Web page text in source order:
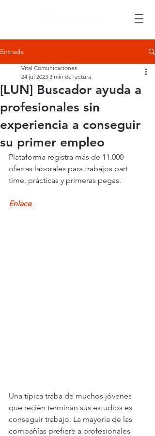
Entrada
[LUN] Buscador ayuda a
profesionales sin
experiencia a conseguir
su primer empleo
Vital Comunicaciones
24 jul 2023 3 min de lectura
Plataforma registra más de 11.000
ofertas laborales para trabajos part
time, prácticas y primeras pegas.
Enlace
Una típica traba de muchos jóvenes
que recién terminan sus estudios es
conseguir trabajo. La mayoría de las
compañías prefiere a profesionales